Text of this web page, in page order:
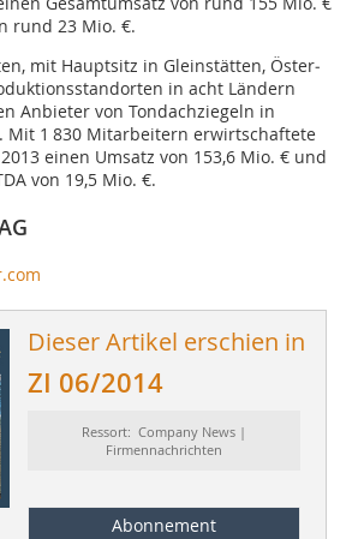
rund 23 Mio. €.
mit Hauptsitz in Gleinstätten, Öster­
in acht Ländern
An­bieter von Tondachziegeln in
Mit 1 830 Mitarbeitern erwirtschaftete
einen Umsatz von 153,6 Mio. € und
von 19,5 Mio. €.
Dieser Artikel erschien in
ZI 06/2014
Ressort: Company News |
Firmennachrichten
Abonnement